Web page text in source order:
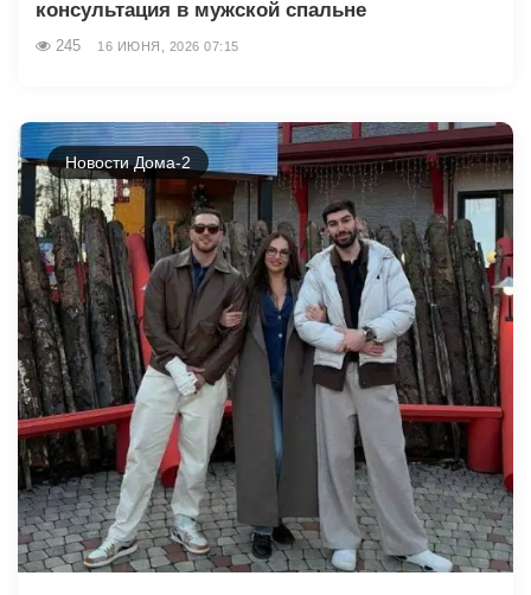
консультация в мужской спальне
245 16 ИЮНЯ, 2026 07:15
Новости Дома-2